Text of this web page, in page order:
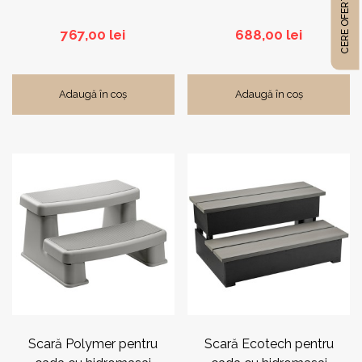
767,00 lei
Adaugă în coș
688,00 lei
Adaugă în coș
Scară Polymer pentru
are
mai
multe
variații.
Opțiunile
pagina
produsului.
Scară Ecotech pentru
are
mai
multe
variații.
Opțiunile
pagina
produsului.
CERE OFERTĂ